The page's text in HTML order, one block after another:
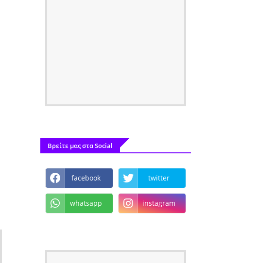
Βρείτε μας στα Social
facebook twitter
whatsapp instagram